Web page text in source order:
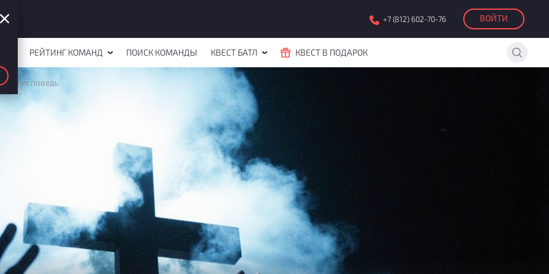
+7 (812) 602-70-76 ВОЙТИ
РЕЙТИНГ КОМАНД ПОИСК КОМАНДЫ КВЕСТ БАТЛ КВЕСТ В ПОДАРОК
исповедь